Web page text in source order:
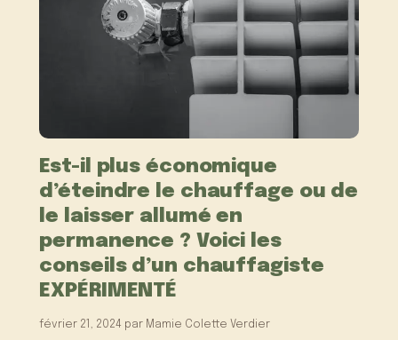
Est-il plus économique
d’éteindre le chauffage ou de
le laisser allumé en
permanence ? Voici les
conseils d’un chauffagiste
EXPÉRIMENTÉ
février 21, 2024 par Mamie Colette Verdier